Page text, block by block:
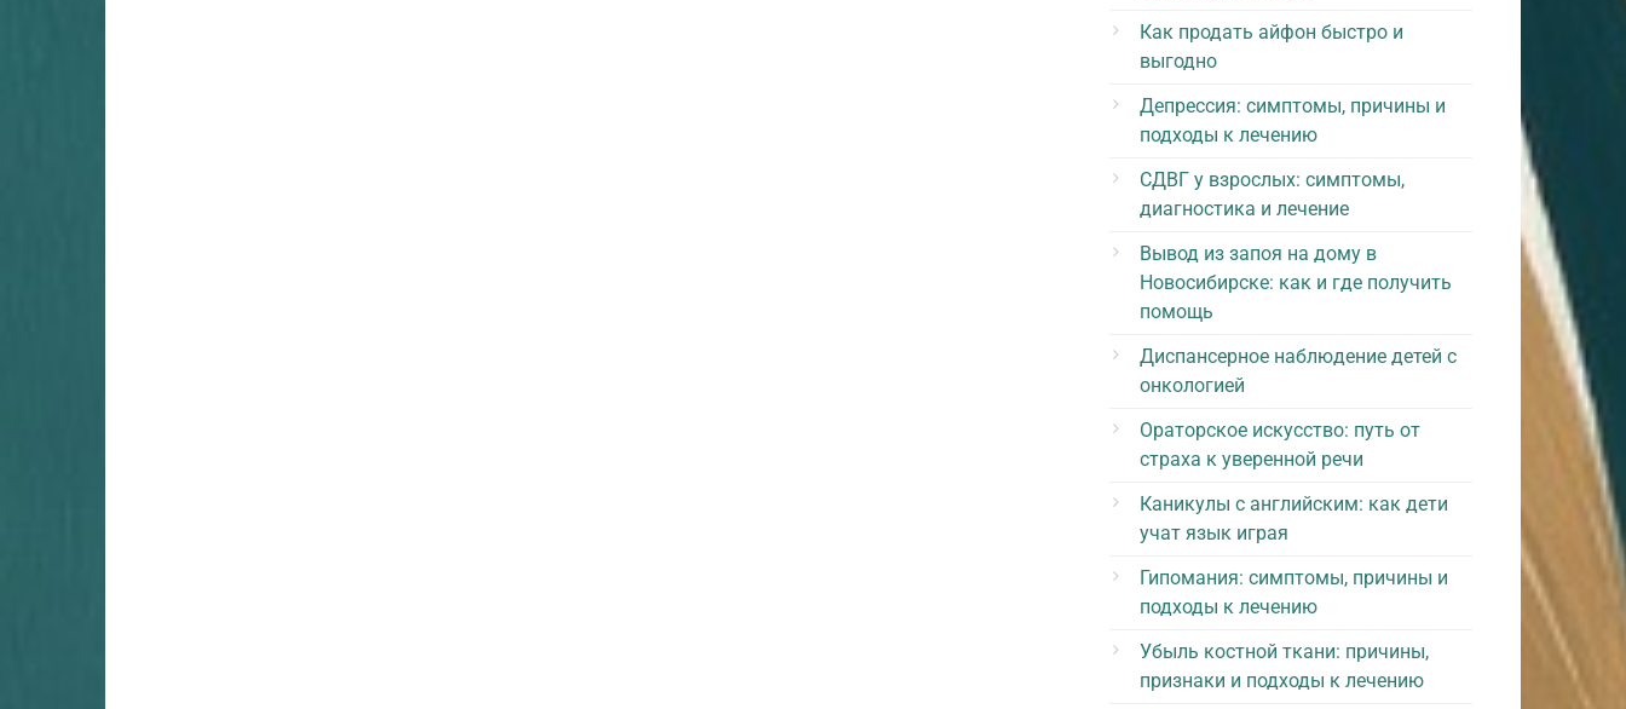
Как продать айфон быстро и
выгодно
Депрессия: симптомы, причины и
подходы к лечению
СДВГ у взрослых: симптомы,
диагностика и лечение
Вывод из запоя на дому в
Новосибирске: как и где получить
помощь
Диспансерное наблюдение детей с
онкологией
Ораторское искусство: путь от
страха к уверенной речи
Каникулы с английским: как дети
учат язык играя
Гипомания: симптомы, причины и
подходы к лечению
Убыль костной ткани: причины,
признаки и подходы к лечению